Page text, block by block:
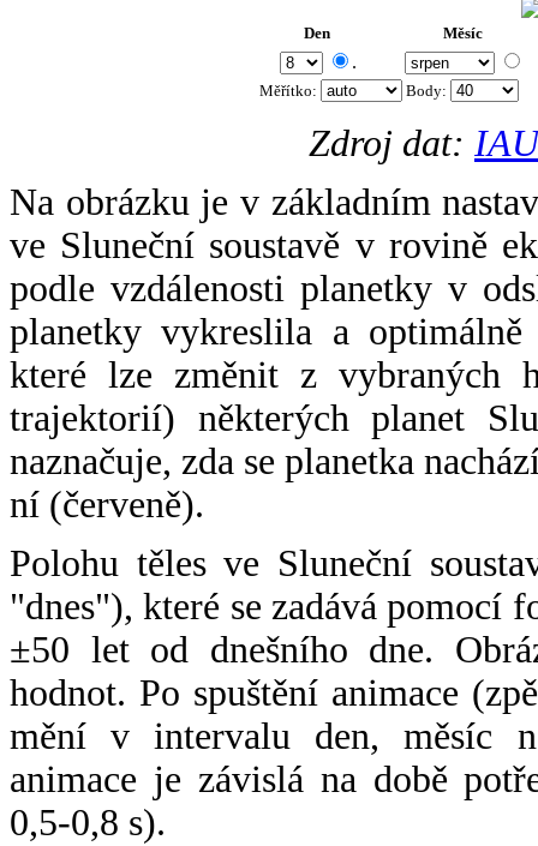
Den Měsíc
.
Měřítko: Body:
Zdroj dat:
Na obrázku je v základním
ve Sluneční soustavě v rovině
podle vzdálenosti planetky v
planetky vykreslila a
které lze změnit z vybraných
trajektorií) některých planet
naznačuje, zda se planetka
ní (červeně).
Polohu těles ve Sluneční
"dnes"), které se zadává pomocí
±50 let od dnešního dne.
hodnot. Po spuštění animace
mění v intervalu den, měsíc
animace je závislá na době
0,5-0,8 s).